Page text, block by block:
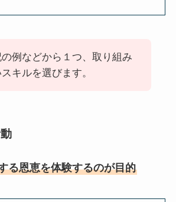
の例などから１つ、取り組み
キルを選びます。
る恩恵を体験するのが目的